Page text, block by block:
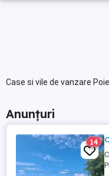
Case si vile de vanzare
Anunțuri
14